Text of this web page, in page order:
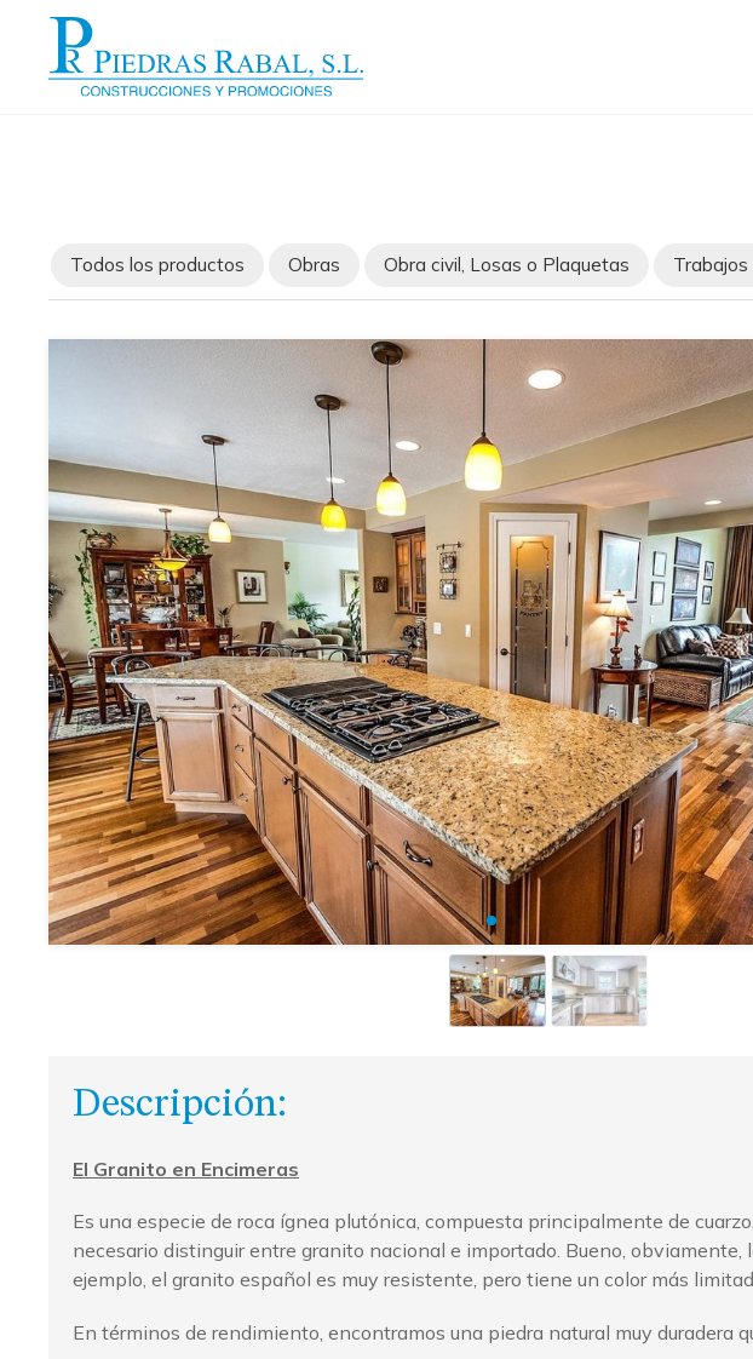
Todos los productos Obras Obra civil, Losas o Plaquetas
Descripción:
El Granito en Encimeras
Es una especie de roca ígnea plutónica, compuesta principalmente de
necesario distinguir entre granito nacional e importado. Bueno,
ejemplo, el granito español es muy resistente, pero tiene un color más
En términos de rendimiento, encontramos una piedra natural muy duradera